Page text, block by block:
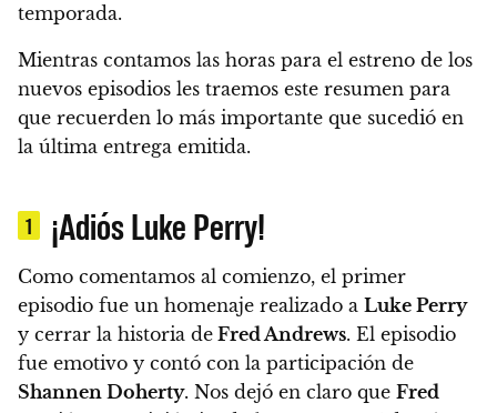
temporada.
Mientras contamos las horas para el estreno de los
nuevos episodios les traemos este resumen para
que recuerden lo más importante que sucedió en
la última entrega emitida.
1 ¡Adiós Luke Perry!
Como comentamos al comienzo, el primer
episodio fue un homenaje realizado a Luke Perry
y cerrar la historia de Fred Andrews. El episodio
fue emotivo y contó con la participación de
Shannen Doherty. Nos dejó en claro que Fred